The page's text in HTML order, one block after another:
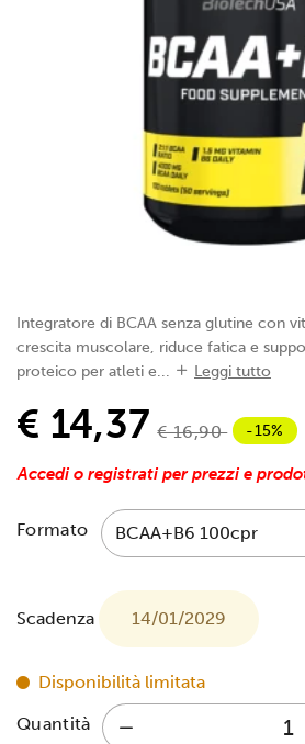
Integratore di BCAA senza glutine con
crescita muscolare, riduce fatica e
proteico per atleti e...
Leggi tutto
€ 14,37 € 16,90 -15%
Accedi o registrati per prezzi e
Formato
Scadenza 14/01/2029
Disponibilità limitata
Quantità